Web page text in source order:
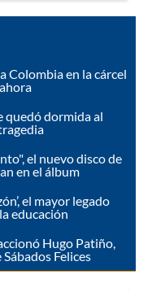
Colombia en la cárcel
quedó dormida al
el nuevo disco de
en el álbum
el mayor legado
educación
Hugo Patiño,
Felices